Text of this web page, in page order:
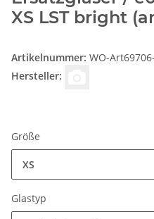
XS LST bright
Artikelnummer: WO-
Hersteller:
Größe
XS
Glastyp